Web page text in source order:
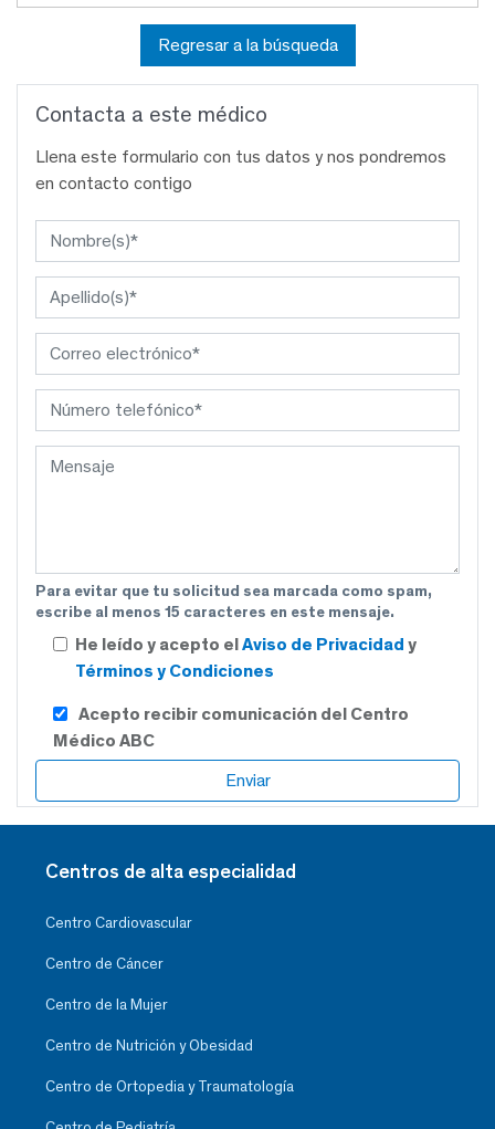
Regresar a la búsqueda
Contacta a este médico
Llena este formulario con tus datos y nos pondremos
en contacto contigo
Para evitar que tu solicitud sea marcada como spam,
escribe al menos 15 caracteres en este mensaje.
He leído y acepto elAviso de Privacidad y
Términos y Condiciones
Acepto recibir comunicación del Centro
Médico ABC
Centros de alta especialidad
Centro Cardiovascular
Centro de Cáncer
Centro de la Mujer
Centro de Nutrición y Obesidad
Centro de Ortopedia y Traumatología